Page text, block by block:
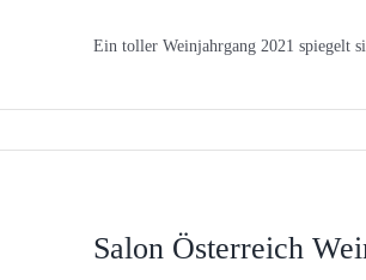
Ein toller Weinjahrgang 2021 spiegelt
Salon Österreich